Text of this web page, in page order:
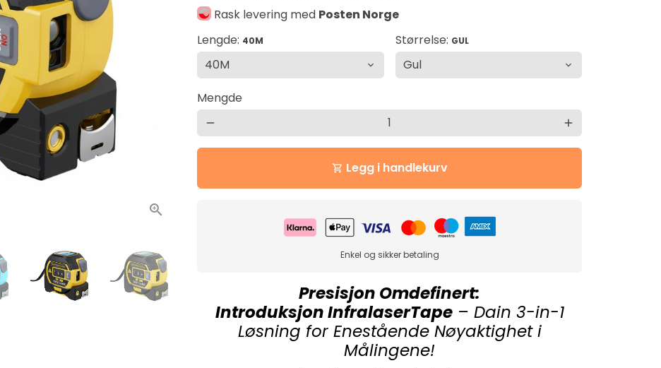
Rask levering med Posten Norge
Lengde: 40M Størrelse: GUL
Mengde
remove add
shopping_cart Legg i handlekurv
Enkel og sikker betaling
Presisjon Omdefinert:
IntroduksjonInfralaserTape– Dain 3-in-1
Løsning for Enestående Nøyaktighet i
Målingene!